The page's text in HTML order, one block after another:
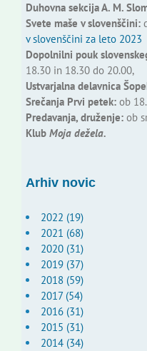
Duhovna sekcija A. M.
Svete maše v slovenščini:
v slovenščini za leto 2023
Dopolnilni pouk
18.30 in 18.30 do 20.00,
Ustvarjalna delavnica
Srečanja Prvi petek:ob
Predavanja, druženje:ob
Klub Moja dežela.
Arhiv novic
2022 (19)
2021 (68)
2020 (31)
2019 (37)
2018 (59)
2017 (54)
2016 (31)
2015 (31)
2014 (34)